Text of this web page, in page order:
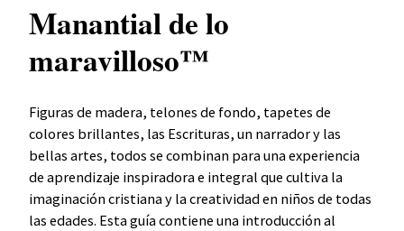
Manantial de lo
maravilloso™
Figuras de madera, telones de fondo, tapetes de
colores brillantes, las Escrituras, un narrador y las
bellas artes, todos se combinan para una experiencia
de aprendizaje inspiradora e integral que cultiva la
imaginación cristiana y la creatividad en niños de todas
las edades. Esta guía contiene una introducción al